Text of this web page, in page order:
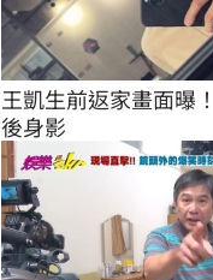
王凱生前返家畫面曝
後身影